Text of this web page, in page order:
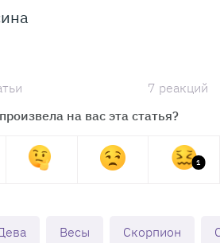
7 реакций
на вас эта статья?
1
Весы Скорпион